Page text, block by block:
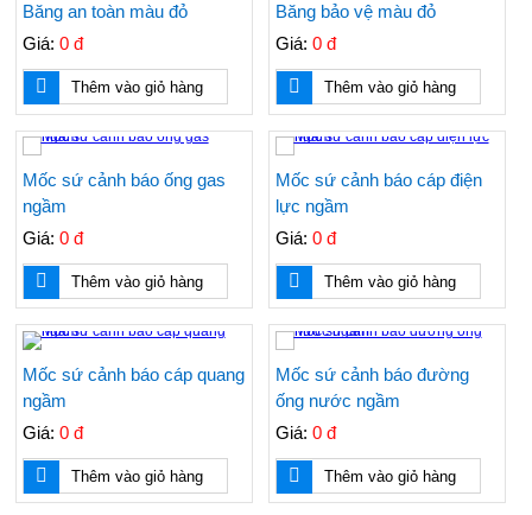
Băng an toàn màu đỏ
Giá: 0 đ
Thêm vào giỏ hàng
Băng bảo vệ màu đỏ
Giá: 0 đ
Thêm vào giỏ hàng
Mốc sứ cảnh báo ống gas
ngầm
Giá: 0 đ
Thêm vào giỏ hàng
Mốc sứ cảnh báo cáp điện
lực ngầm
Giá: 0 đ
Thêm vào giỏ hàng
Mốc sứ cảnh báo cáp quang
ngầm
Giá: 0 đ
Thêm vào giỏ hàng
Mốc sứ cảnh báo đường
ống nước ngầm
Giá: 0 đ
Thêm vào giỏ hàng
Áo dùng cho kho lạnh, phòng lạnh, hệ thống
lạnh, điện lạnh, áo chống đông, áo chống lạnh,
thẩm mỹ, và cho máy laser
Băng cảnh báo điện, băng chôn cùng cáp điện,
cuộn rào điện, cuộn nhựa điện, cuộn vàng
Nơi bán nón BHLĐ giá rẻ, nón nhựa cho công
nhân, nón công nhân, nón cam, nón công nhân